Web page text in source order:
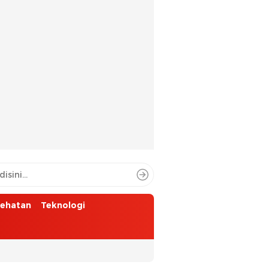
Teknologi